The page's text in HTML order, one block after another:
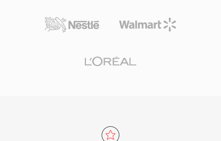
Grandstream, znikome opoznienie od odczytu
pliku do wyjscia glosnikowego oraz
provisioningu do wdrazania dzwonkow w calej
rozmiaru do 64 bitow, uzywajac
strukturalna pozwala plikom osiagac rozmiary
kanalow, co czyni go dobrze dostosowanym